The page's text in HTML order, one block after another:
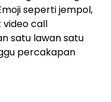
seperti jempol,
video call
satu lawan satu
percakapan